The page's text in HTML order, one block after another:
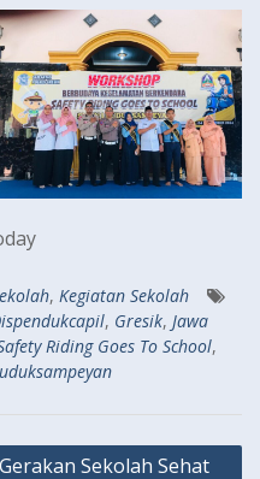
, Kegiatan Sekolah
, Gresik, Jawa
Riding Goes To School,
Sekolah Sehat